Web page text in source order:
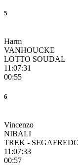
5
Harm
VANHOUCKE
LOTTO SOUDAL
11:07:31
00:55
6
Vincenzo
NIBALI
TREK -
11:07:33
00:57